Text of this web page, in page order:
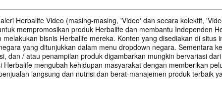
Herbalife Video (masing-masing, 'Video' dan secara kolektif,
mempromosikan produk Herbalife dan membantu Independen
melakukan bisnis Herbalife mereka. Konten yang disediakan di situs
yang ditunjukkan dalam menu dropdown negara. Sementara
dan / atau penampilan produk digambarkan mungkin bervariasi
Herbalife mengubah kehidupan masyarakat dengan memberikan
langsung dan nutrisi dan berat-manajemen produk terbaik
PRO
Temukan Info Produk Herbalife 24
RS Pro
Immunoturmeric
Info Produk Immunoturmeric
Minerals &
Terbaru
Info Produk :
Minerals & Herbal
INFO NUTRISI DAN RESEP